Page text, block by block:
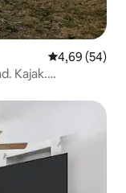
Gemiddelde
4,69 (54)
Kajak.